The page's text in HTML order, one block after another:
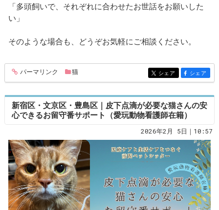
「多頭飼いで、それぞれに合わせたお世話をお願いした
い」
そのような場合も、どうぞお気軽にご相談ください。
entry382
パーマリンク 猫 entry382
シェア entry382
シェア
新宿区・文京区・豊島区｜皮下点滴が必要な猫さんの安
心できるお留守番サポート（愛玩動物看護師在籍）
2026年2月 5日｜10:57